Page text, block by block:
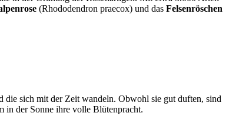
(Rhododendron praecox) und das Felsenröschen
die sich mit der Zeit wandeln. Obwohl sie gut duften, sind
in der Sonne ihre volle Blütenpracht.